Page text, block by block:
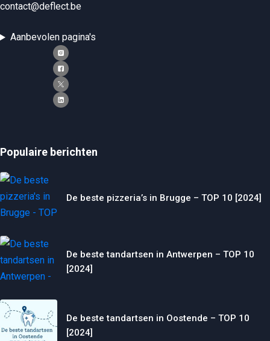
contact@deflect.be
Aanbevolen pagina's
Populaire berichten
De beste pizzeria’s in Brugge – TOP 10 [2024]
De beste tandartsen in Antwerpen – TOP 10
[2024]
De beste tandartsen in Oostende – TOP 10
[2024]